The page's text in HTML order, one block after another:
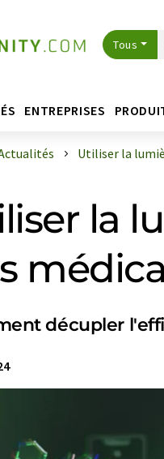
Tous
ENTREPRISES
Utiliser la
la
décupler